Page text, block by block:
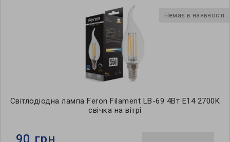
Немає в наявності
Світлодіодна лампа Feron Filament LB-69 4Вт E14 2700K
свічка на вітрі
90 грн